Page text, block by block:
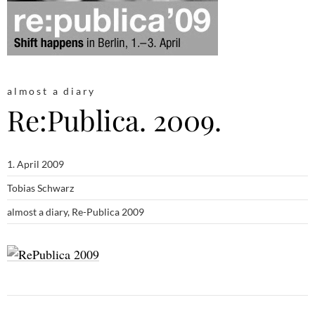
almost a diary
Re:Publica. 2009.
1. April 2009
Tobias Schwarz
almost a diary, Re-Publica 2009